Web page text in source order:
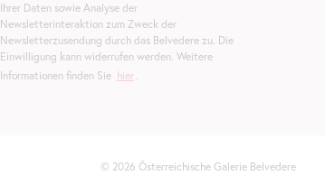
Ihrer Daten sowie Analyse der
Newsletterinteraktion zum Zweck der
Newsletterzusendung durch das Belvedere zu. Die
Einwilligung kann widerrufen werden. Weitere
Informationen finden Sie hier .
© 2026 Österreichische Galerie Belvedere